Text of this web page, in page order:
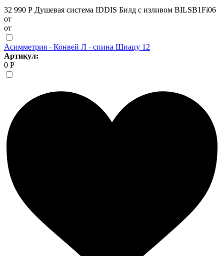
32 990 Р Душевая система IDDIS Билд с изливом BILSB1Fi06
от
от
Асимметрия - Конвей Л - спина Шиацу 12
Артикул:
0 Р